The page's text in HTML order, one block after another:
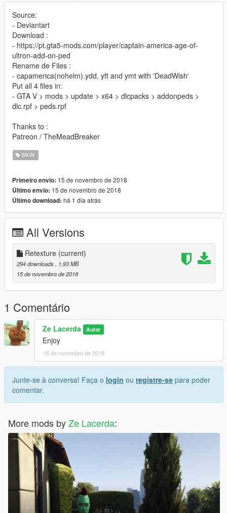
Source:
- Deviantart
Download :
- https://pt.gta5-mods.com/player/captain-america-age-of-
ultron-add-on-ped
Rename de Files :
- capamerica(nohelm).ydd, yft and ymt with 'DeadWish'
Put all 4 files in:
- GTA V > mods > update > x64 > dlcpacks > addonpeds >
dlc.rpf > peds.rpf
Thanks to :
Patreon / TheMeadBreaker
SKIN
Primeiro envio: 15 de novembro de 2018
Último envio: 15 de novembro de 2018
Último download: há 1 dia atrás
All Versions
Retexture (current)
294 downloads
, 1,93 MB
15 de novembro de 2018
1 Comentário
Ze Lacerda Autor
Enjoy
15 de novembro de 2018
Junte-se à conversa! Faça o login ou registre-se para poder
comentar.
More mods byZe Lacerda: